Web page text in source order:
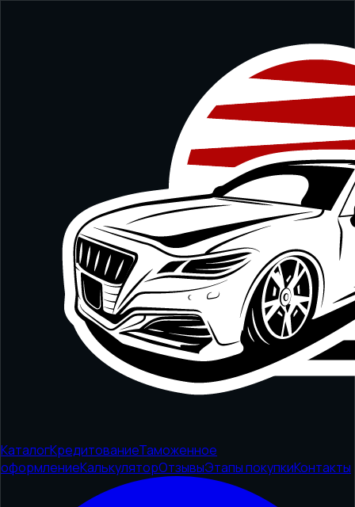
КаталогКредитованиеТаможенное
оформлениеКалькуляторОтзывыЭтапы покупкиКонтакты